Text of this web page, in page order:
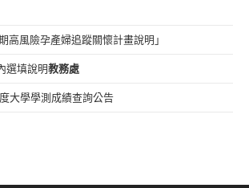
高風險孕產婦追蹤關懷計畫說明」
選填說明教務處
大學學測成績查詢公告